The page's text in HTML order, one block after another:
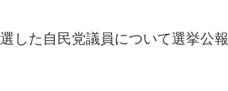
した自民党議員について選挙公報